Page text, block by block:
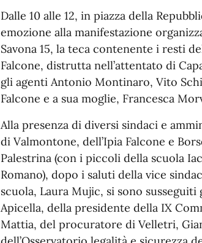
Dalle 10 alle 12, in piazza della
emozione alla manifestazione
Savona 15, la teca contenente i resti
Falcone, distrutta nell’attentato di
gli agenti Antonio Montinaro, Vito
Falcone e a sua moglie, Francesca
Alla presenza di diversi sindaci e
di Valmontone, dell’Ipia Falcone e
Palestrina (con i piccoli della scuola
Romano), dopo i saluti della vice
scuola, Laura Mujic, si sono
Apicella, della presidente della IX
Mattia, del procuratore di Velletri,